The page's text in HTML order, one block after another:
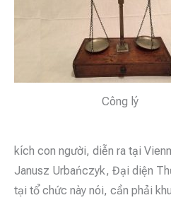
Công lý
kích con người, diễn ra tại
Janusz Urbańczyk, Đại diện
tại tổ chức này nói, cần phải